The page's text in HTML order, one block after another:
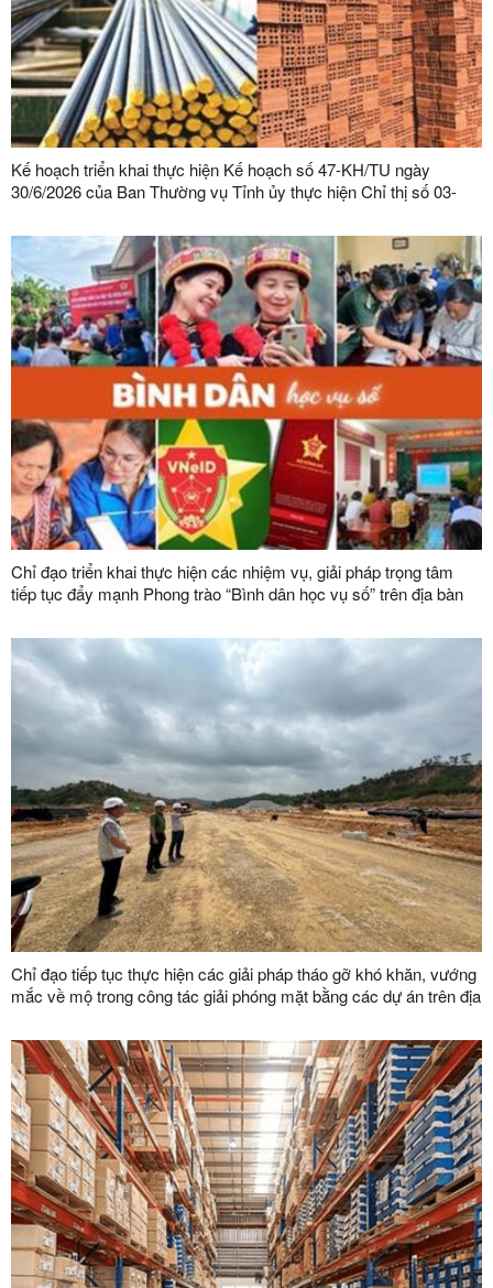
Kế hoạch triển khai thực hiện Kế hoạch số 47-KH/TU ngày
30/6/2026 của Ban Thường vụ Tỉnh ủy thực hiện Chỉ thị số 03-
đạo của Đảng đối với công tác quản lý, phát triển vật liệu xây
dựng trong giai đoạn mới
Chỉ đạo triển khai thực hiện các nhiệm vụ, giải pháp trọng tâm
tiếp tục đẩy mạnh Phong trào “Bình dân học vụ số” trên địa bàn
Chỉ đạo tiếp tục thực hiện các giải pháp tháo gỡ khó khăn, vướng
mắc về mộ trong công tác giải phóng mặt bằng các dự án trên địa